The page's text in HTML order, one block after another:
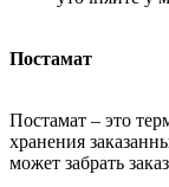
Постамат
Постамат – это
хранения
может забрать